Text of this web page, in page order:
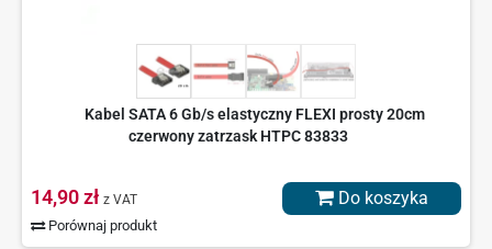
Kabel SATA 6 Gb/s elastyczny FLEXI prosty 20cm
czerwony zatrzask HTPC 83833
14,90 zł z VAT
Porównaj produkt
Do koszyka